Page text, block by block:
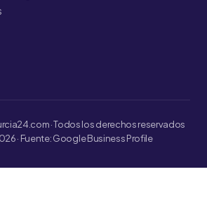
· Todos los derechos reservados
· Fuente: Google Business Profile